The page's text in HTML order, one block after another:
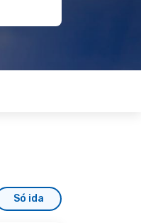
Só ida